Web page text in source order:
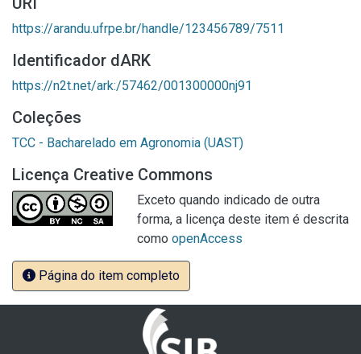
https://arandu.ufrpe.br/handle/123456789/7511
Identificador dARK
https://n2t.net/ark:/57462/001300000nj91
Coleções
TCC - Bacharelado em Agronomia (UAST)
Licença Creative Commons
Exceto quando indicado de outra
forma, a licença deste item é descrita
como openAccess
Página do item completo